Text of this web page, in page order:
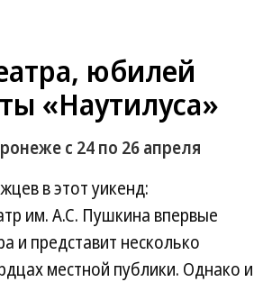
юбилей
«Наутилуса»
с 24 по 26 апреля
в этот уикенд:
им. А.С. Пушкина впервые
и представит несколько
местной публики. Однако и